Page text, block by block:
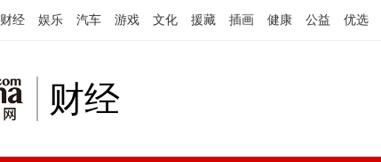
财经 娱乐 汽车 游戏 文化 援藏 插画 健康 公益 优选
财经